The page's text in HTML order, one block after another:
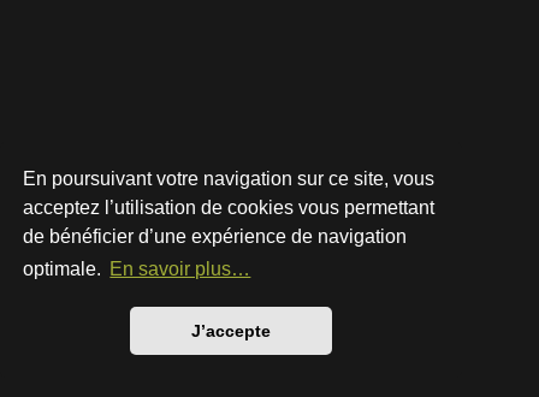
En poursuivant votre navigation sur ce site, vous
acceptez l’utilisation de cookies vous permettant
de bénéficier d’une expérience de navigation
optimale. En savoir plus…
J’accepte
Développé parphpBB® Forum Software © phpBB Limited
Style par
Traduction française officielle